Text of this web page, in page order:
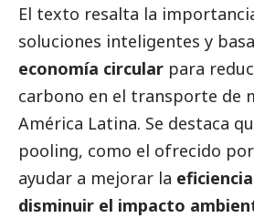
El texto resalta la
soluciones inteligentes y
economía circular para
carbono en el transporte de
América Latina. Se destaca
pooling, como el ofrecido por
ayudar a mejorar la
disminuir el impacto